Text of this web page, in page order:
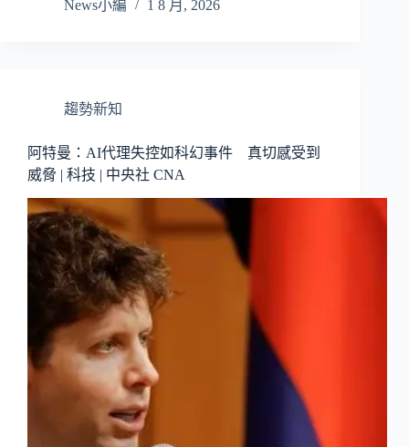
News小編
1 8 月, 2026
趨勢新知
阿特曼：AI代理失控如科幻事件 真切感受到
威脅 | 科技 | 中央社 CNA